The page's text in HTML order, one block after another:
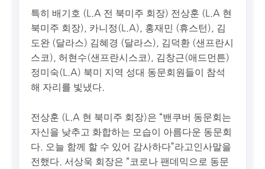
특히 배기호 (L.A 전 북미주 회장) 전상훈 (L.A 현
북미주 회장), 카니정(L.A), 홍재민 (휴스턴), 김
도완 (달라스) 김혜경 (달라스), 김덕환 (샌프란시
스코), 허현수(샌프란시스코), 김창근(애드먼튼)
정미숙(L.A) 북미 지역 성대 동문회원들이 참석
해 자리를 빛냈다.
전상훈 (L.A 현 북미주 회장)은 “밴쿠버 동문회는
자신을 낮추고 화합하는 모습이 아름다운 동문회
다. 오늘 함께 할 수 있어 감사하다”라고인사말을
전했다. 서상욱 회장은 “코로나 팬데믹으로 동문